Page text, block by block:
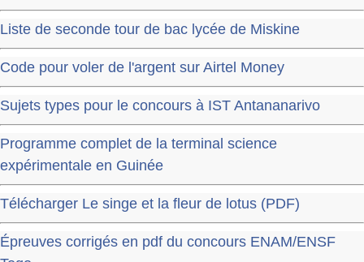
Liste de seconde tour de bac lycée de Miskine
Code pour voler de l'argent sur Airtel Money
Sujets types pour le concours à IST Antananarivo
Programme complet de la terminal science
expérimentale en Guinée
Télécharger Le singe et la fleur de lotus (PDF)
Épreuves corrigés en pdf du concours ENAM/ENSF